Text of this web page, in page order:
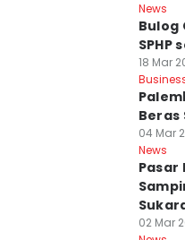
News
Bulog
SPHP
18 Mar
Beras
04 Mar
News
Pasar
02 Mar